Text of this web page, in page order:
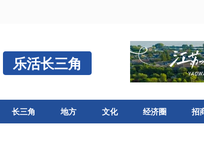
乐活长三角
长三角 地方 文化 经济圈 招